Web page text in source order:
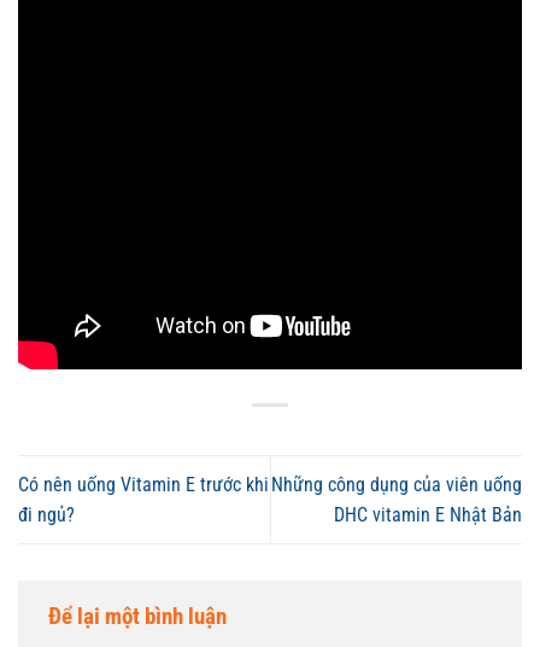
Có nên uống Vitamin E trước khi
đi ngủ?
Những công dụng của viên uống
DHC vitamin E Nhật Bản
Để lại một bình luận